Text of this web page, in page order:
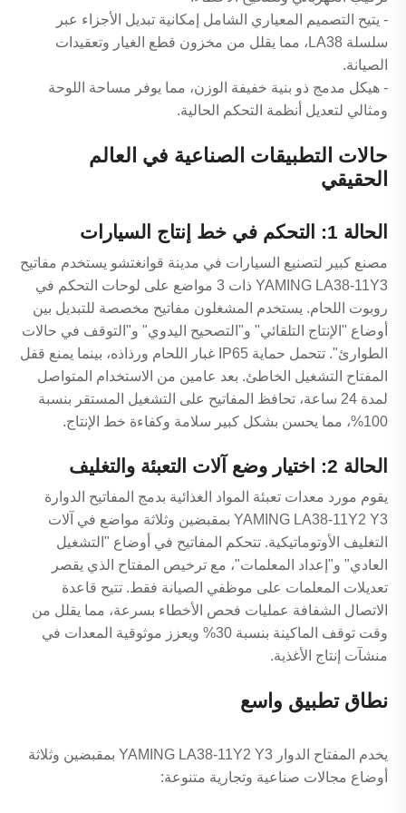
- يتيح التصميم المعياري الشامل إمكانية تبديل الأجزاء عبر
سلسلة LA38، مما يقلل من مخزون قطع الغيار وتعقيدات
الصيانة.
- هيكل مدمج ذو بنية خفيفة الوزن، مما يوفر مساحة اللوحة
ومثالي لتعديل أنظمة التحكم الحالية.
حالات التطبيقات الصناعية في العالم
الحقيقي
الحالة 1: التحكم في خط إنتاج السيارات
مصنع كبير لتصنيع السيارات في مدينة قوانغتشو يستخدم مفاتيح
YAMING LA38-11Y3 ذات 3 مواضع على لوحات التحكم في
روبوت اللحام. يستخدم المشغلون مفاتيح مخصصة للتبديل بين
أوضاع "الإنتاج التلقائي" و"التصحيح اليدوي" و"التوقف في حالات
الطوارئ". تتحمل حماية IP65 غبار اللحام ورذاذه، بينما يمنع قفل
المفتاح التشغيل الخاطئ. بعد عامين من الاستخدام المتواصل
لمدة 24 ساعة، تحافظ المفاتيح على التشغيل المستقر بنسبة
100%، مما يحسن بشكل كبير سلامة وكفاءة خط الإنتاج.
الحالة 2: اختيار وضع آلات التعبئة والتغليف
يقوم مورد معدات تعبئة المواد الغذائية بدمج المفاتيح الدوارة
YAMING LA38-11Y2 Y3 بمقبضين وثلاثة مواضع في آلات
التغليف الأوتوماتيكية. تتحكم المفاتيح في أوضاع "التشغيل
العادي" و"إعداد المعلمات"، مع ترخيص المفتاح الذي يقصر
تعديلات المعلمات على موظفي الصيانة فقط. تتيح قاعدة
الاتصال الشفافة عمليات فحص الأخطاء بسرعة، مما يقلل من
وقت توقف الماكينة بنسبة 30% ويعزز موثوقية المعدات في
منشآت إنتاج الأغذية.
نطاق تطبيق واسع
يخدم المفتاح الدوار YAMING LA38-11Y2 Y3 بمقبضين وثلاثة
أوضاع مجالات صناعية وتجارية متنوعة: